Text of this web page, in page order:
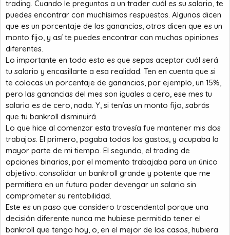
trading. Cuando le preguntas a un trader cuál es su salario, te
puedes encontrar con muchísimas respuestas. Algunos dicen
que es un porcentaje de las ganancias, otros dicen que es un
monto fijo, y así te puedes encontrar con muchas opiniones
diferentes.
Lo importante en todo esto es que sepas aceptar cuál será
tu salario y encasillarte a esa realidad. Ten en cuenta que si
te colocas un porcentaje de ganancias, por ejemplo, un 15%,
pero las ganancias del mes son iguales a cero, ese mes tu
salario es de cero, nada. Y, si tenías un monto fijo, sabrás
que tu bankroll disminuirá.
Lo que hice al comenzar esta travesía fue mantener mis dos
trabajos. El primero, pagaba todos los gastos, y ocupaba la
mayor parte de mi tiempo. El segundo, el trading de
opciones binarias, por el momento trabajaba para un único
objetivo: consolidar un bankroll grande y potente que me
permitiera en un futuro poder devengar un salario sin
comprometer su rentabilidad.
Este es un paso que considero trascendental porque una
decisión diferente nunca me hubiese permitido tener el
bankroll que tengo hoy, o, en el mejor de los casos, hubiera